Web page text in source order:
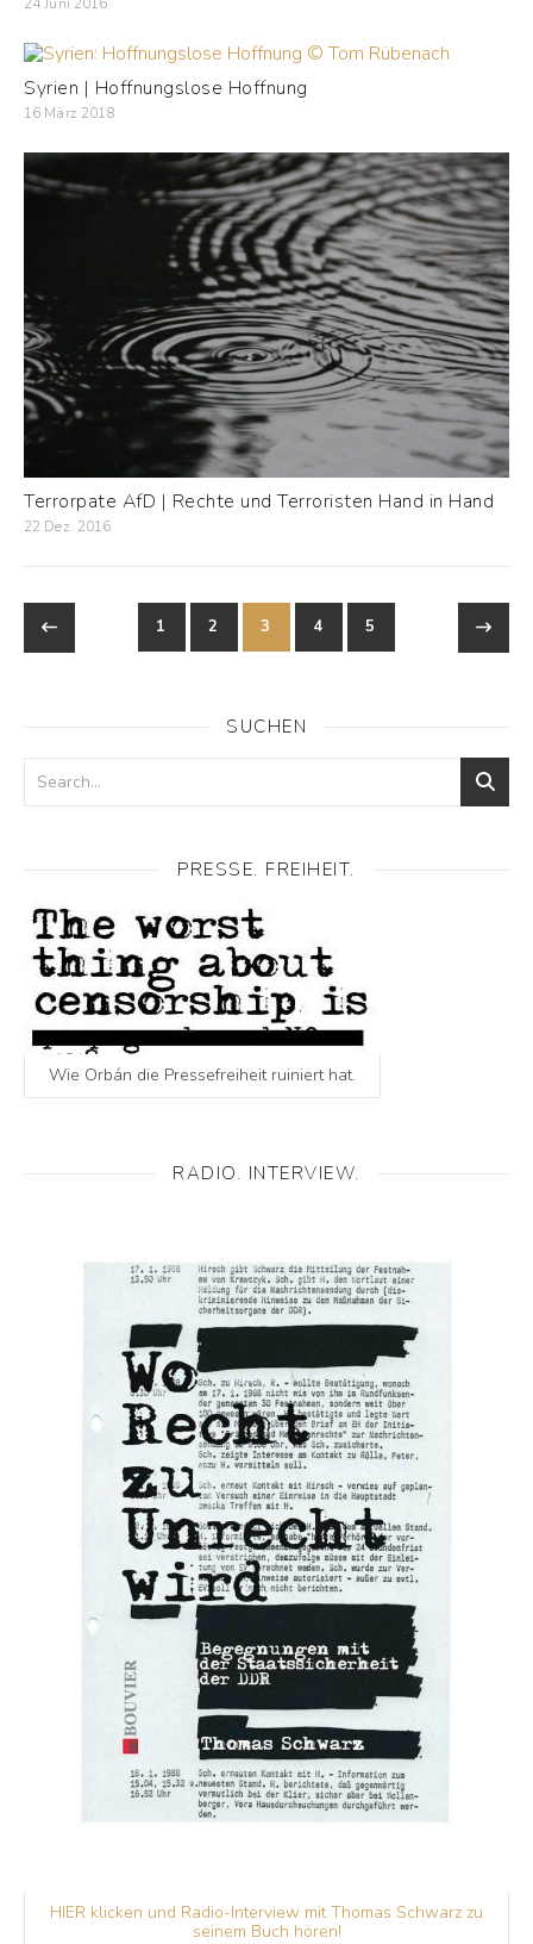
24 Juni 2016
Syrien | Hoffnungslose Hoffnung
16 März 2018
Terrorpate AfD | Rechte und Terroristen Hand in Hand
22 Dez. 2016
1 2 3 4 5
SUCHEN
PRESSE. FREIHEIT.
Wie Orbán die Pressefreiheit ruiniert hat.
RADIO. INTERVIEW.
HIER klicken und Radio-Interview mit Thomas Schwarz zu
seinem Buch hören!